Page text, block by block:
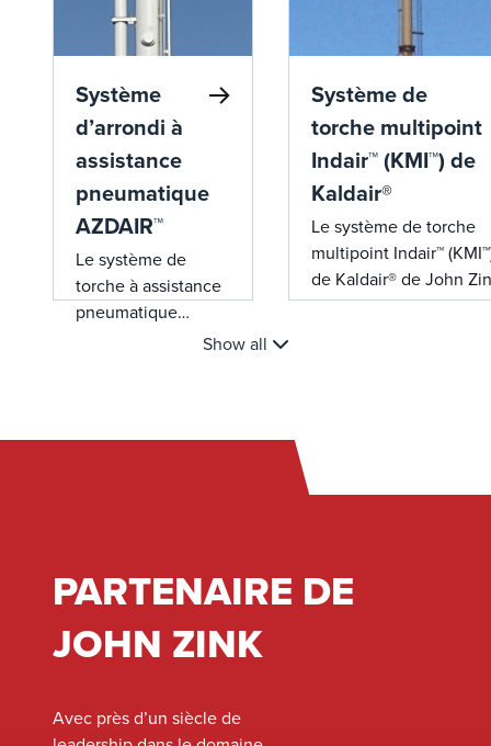
applications
nécessitant des
modérés à élevés et
est capable de
Système
d’arrondi à
assistance
pneumatique
AZDAIR™
Le système de
torche à assistance
pneumatique
d’assistance™
dans une large
gamme
d’applications de
torche industrielle.
Système de
torche multipoint
Indair™ (KMI™) de
Kaldair®
Le système de torche
multipoint Indair™
de Kaldair® de John
offre une technologie
efficacité élevée dans
Show all
PARTENAIRE DE
JOHN ZINK
Avec près d’un siècle de